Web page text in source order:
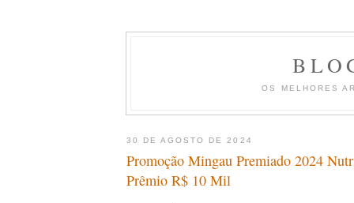
OS MELHORES
30 DE AGOSTO DE 2024
Promoção Mingau Premiado 2024
Prêmio R$ 10 Mil